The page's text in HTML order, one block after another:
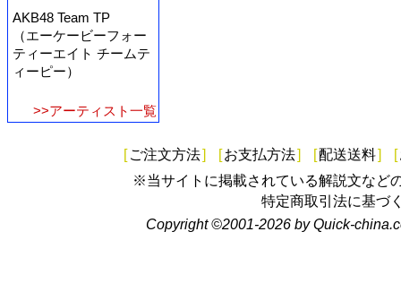
AKB48 Team TP
（エーケービーフォー
ティーエイト チームテ
ィーピー）
>>アーティスト一覧
[ ご注文方法] [お支払方法] [配送送料] [
※当サイトに掲載されている解説文など
特定商取引法に基づ
Copyright ©2001-2026 by Quick-